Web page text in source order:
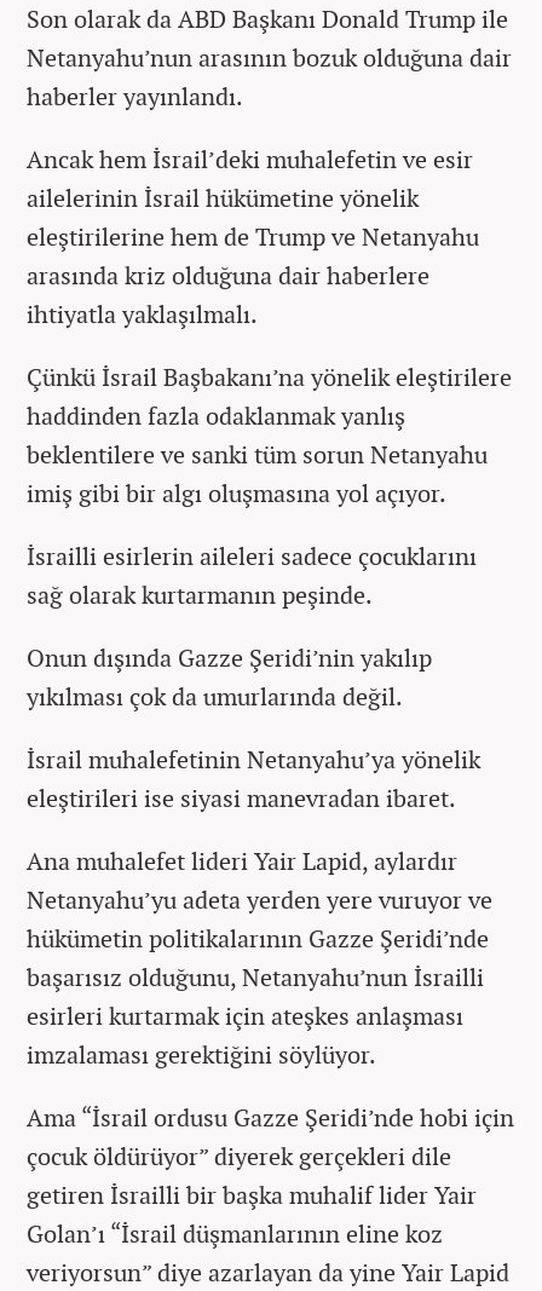
Son olarak da ABD Başkanı Donald Trump ile
Netanyahu’nun arasının bozuk olduğuna dair
haberler yayınlandı.
Ancak hem İsrail’deki muhalefetin ve esir
ailelerinin İsrail hükümetine yönelik
eleştirilerine hem de Trump ve Netanyahu
arasında kriz olduğuna dair haberlere
ihtiyatla yaklaşılmalı.
Çünkü İsrail Başbakanı’na yönelik eleştirilere
haddinden fazla odaklanmak yanlış
beklentilere ve sanki tüm sorun Netanyahu
imiş gibi bir algı oluşmasına yol açıyor.
İsrailli esirlerin aileleri sadece çocuklarını
sağ olarak kurtarmanın peşinde.
Onun dışında Gazze Şeridi’nin yakılıp
yıkılması çok da umurlarında değil.
İsrail muhalefetinin Netanyahu’ya yönelik
eleştirileri ise siyasi manevradan ibaret.
Ana muhalefet lideri Yair Lapid, aylardır
Netanyahu’yu adeta yerden yere vuruyor ve
hükümetin politikalarının Gazze Şeridi’nde
başarısız olduğunu, Netanyahu’nun İsrailli
esirleri kurtarmak için ateşkes anlaşması
imzalaması gerektiğini söylüyor.
Ama “İsrail ordusu Gazze Şeridi’nde hobi için
çocuk öldürüyor” diyerek gerçekleri dile
getiren İsrailli bir başka muhalif lider Yair
Golan’ı “İsrail düşmanlarının eline koz
veriyorsun” diye azarlayan da yine Yair Lapid